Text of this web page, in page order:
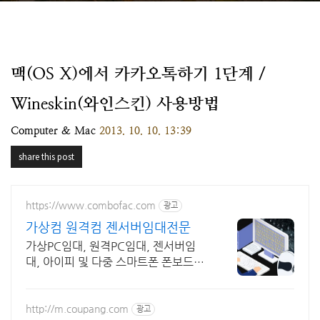
맥(OS X)에서 카카오톡하기 1단계 /
Wineskin(와인스킨) 사용방법
Computer & Mac 2013. 10. 10. 13:39
share this post
https://www.combofac.com 광고
가상컴 원격컴 젠서버임대전문
가상PC임대, 원격PC임대, 젠서버임
대, 아이피 및 다중 스마트폰 폰보드임
http://m.coupang.com 광고